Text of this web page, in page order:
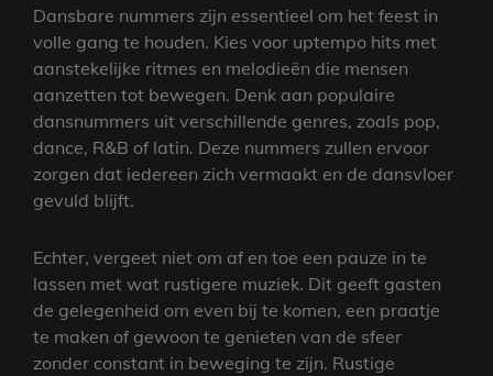
Dansbare nummers zijn essentieel om het feest in
volle gang te houden. Kies voor uptempo hits met
aanstekelijke ritmes en melodieën die mensen
aanzetten tot bewegen. Denk aan populaire
dansnummers uit verschillende genres, zoals pop,
dance, R&B of latin. Deze nummers zullen ervoor
zorgen dat iedereen zich vermaakt en de dansvloer
gevuld blijft.
Echter, vergeet niet om af en toe een pauze in te
lassen met wat rustigere muziek. Dit geeft gasten
de gelegenheid om even bij te komen, een praatje
te maken of gewoon te genieten van de sfeer
zonder constant in beweging te zijn. Rustige